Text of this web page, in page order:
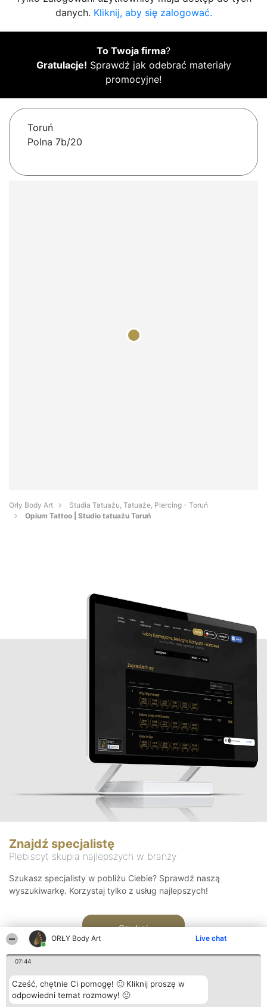
ORŁY Body Art Live chat
07:44
Cześć, chętnie Ci pomogę! 🙂 Kliknij proszę w
odpowiedni temat rozmowy! 🙂
danych. Kliknij, aby się zalogować.
To Twoja firma?
Gratulacje! Sprawdź jak odebrać materiały
promocyjne!
Toruń
Polna 7b/20
Orły Body Art
Studia Tatuażu, Tatuaże, Piercing - Toruń
Opium Tattoo | Studio tatuażu Toruń
Znajdź specjalistę
Plebiscyt skupia najlepszych w branży
Szukasz specjalisty w pobliżu Ciebie? Sprawdź naszą
wyszukiwarkę. Korzystaj tylko z usług najlepszych!
Szukaj